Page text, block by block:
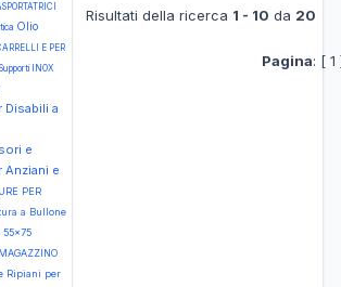
Olio
E PER
INOX
Disabili a
e
Anziani e
PER
a Bullone
Ripiani per
Risultati della ricerca 1 - 10 da 20
Pagina: [